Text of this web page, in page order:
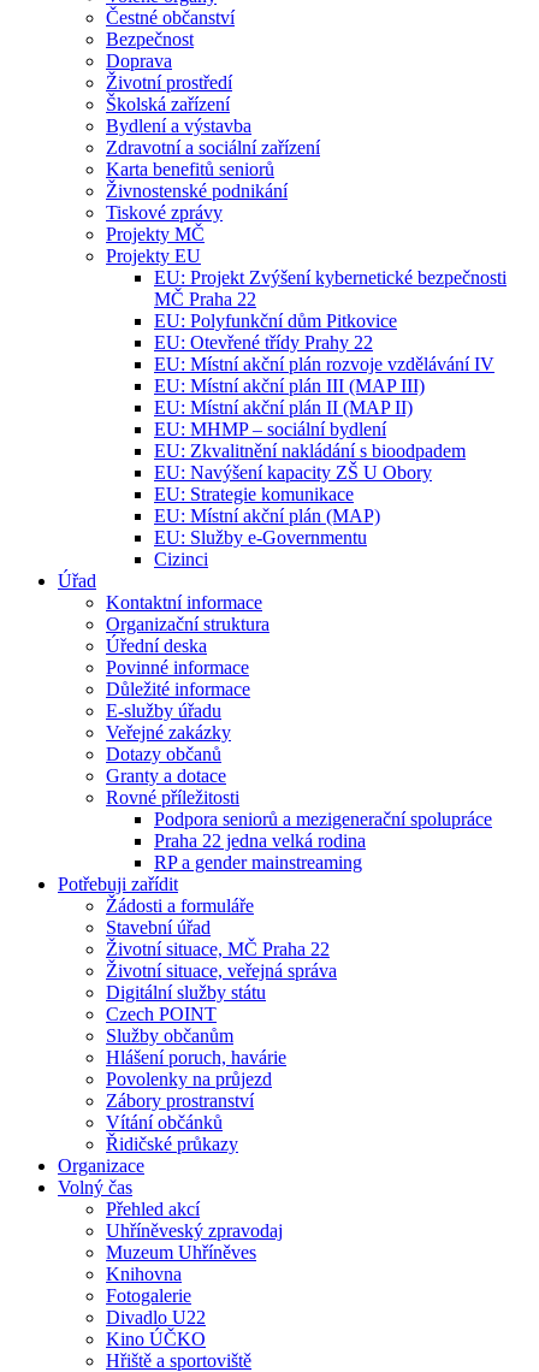
Čestné občanství
Bezpečnost
Doprava
Životní prostředí
Školská zařízení
Bydlení a výstavba
Zdravotní a sociální zařízení
Karta benefitů seniorů
Živnostenské podnikání
Tiskové zprávy
Projekty MČ
Projekty EU
EU: Projekt Zvýšení kybernetické bezpečnosti
MČ Praha 22
EU: Polyfunkční dům Pitkovice
EU: Otevřené třídy Prahy 22
EU: Místní akční plán rozvoje vzdělávání IV
EU: Místní akční plán III (MAP III)
EU: Místní akční plán II (MAP II)
EU: MHMP – sociální bydlení
EU: Zkvalitnění nakládání s bioodpadem
EU: Navýšení kapacity ZŠ U Obory
EU: Strategie komunikace
EU: Místní akční plán (MAP)
EU: Služby e-Governmentu
Cizinci
Úřad
Kontaktní informace
Organizační struktura
Úřední deska
Povinné informace
Důležité informace
E-služby úřadu
Veřejné zakázky
Dotazy občanů
Granty a dotace
Rovné příležitosti
Podpora seniorů a mezigenerační spolupráce
Praha 22 jedna velká rodina
RP a gender mainstreaming
Potřebuji zařídit
Žádosti a formuláře
Stavební úřad
Životní situace, MČ Praha 22
Životní situace, veřejná správa
Digitální služby státu
Czech POINT
Služby občanům
Hlášení poruch, havárie
Povolenky na průjezd
Zábory prostranství
Vítání občánků
Řidičské průkazy
Organizace
Volný čas
Přehled akcí
Uhříněveský zpravodaj
Muzeum Uhříněves
Knihovna
Fotogalerie
Divadlo U22
Kino ÚČKO
Hřiště a sportoviště